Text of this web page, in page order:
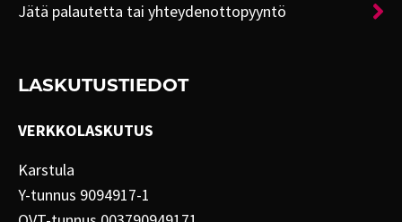
Jätä palautetta tai yhteydenottopyyntö
LASKUTUSTIEDOT
VERKKOLASKUTUS
Karstula
Y-tunnus 9094917-1